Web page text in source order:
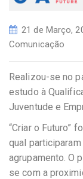
21 de Março,
Comunicação
Realizou-se no
estudo à
Juventude e
“Criar o Futuro”
qual
agrupamento. O
se com a